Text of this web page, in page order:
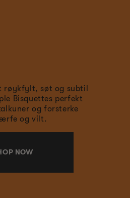
røykfylt, søt og subtil
Bisquettes perfekt
og forsterke
og vilt.
NOW